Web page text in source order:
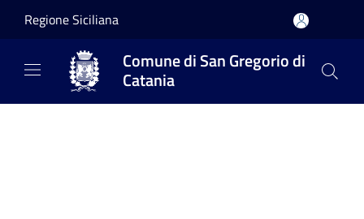
Regione Siciliana
Comune di San Gregorio di
Catania